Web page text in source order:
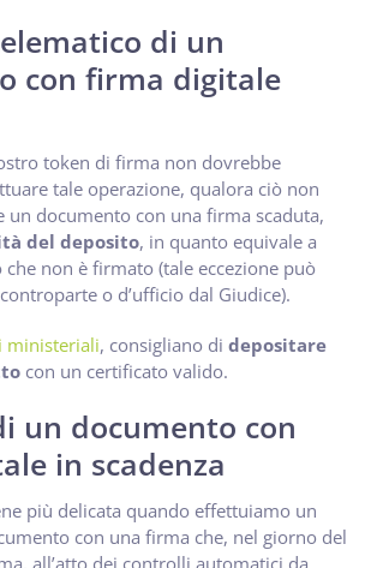
di un
con firma digitale
token di firma non dovrebbe
tale operazione, qualora ciò non
un documento con una firma scaduta,
del deposito, in quanto equivale a
non è firmato (tale eccezione può
o d’ufficio dal Giudice).
ministeriali, consigliano di depositare
con un certificato valido.
un documento con
in scadenza
più delicata quando effettuiamo un
con una firma che, nel giorno del